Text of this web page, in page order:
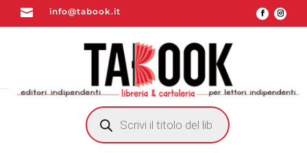
 info@tabook.it
RICERCA
PRODOTTI